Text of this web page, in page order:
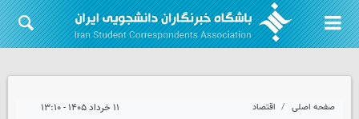
صفحه اصلی اقتصاد ۱۱ خرداد ۱۴۰۵ - ۱۳:۱۰